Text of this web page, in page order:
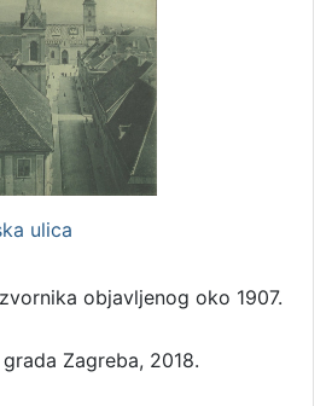
ulica
objavljenog oko 1907.
Zagreba, 2018.